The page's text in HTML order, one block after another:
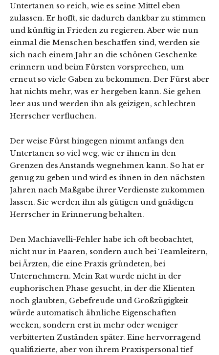
Untertanen so reich, wie es seine Mittel eben
zulassen. Er hofft, sie dadurch dankbar zu stimmen
und künftig in Frieden zu regieren. Aber wie nun
einmal die Menschen beschaffen sind, werden sie
sich nach einem Jahr an die schönen Geschenke
erinnern und beim Fürsten vorsprechen, um
erneut so viele Gaben zu bekommen. Der Fürst aber
hat nichts mehr, was er hergeben kann. Sie gehen
leer aus und werden ihn als geizigen, schlechten
Herrscher verfluchen.
Der weise Fürst hingegen nimmt anfangs den
Untertanen so viel weg, wie er ihnen in den
Grenzen des Anstands wegnehmen kann. So hat er
genug zu geben und wird es ihnen in den nächsten
Jahren nach Maßgabe ihrer Verdienste zukommen
lassen. Sie werden ihn als gütigen und gnädigen
Herrscher in Erinnerung behalten.
Den Machiavelli-Fehler habe ich oft beobachtet,
nicht nur in Paaren, sondern auch bei Teamleitern,
bei Ärzten, die eine Praxis gründeten, bei
Unternehmern. Mein Rat wurde nicht in der
euphorischen Phase gesucht, in der die Klienten
noch glaubten, Gebefreude und Großzügigkeit
würde automatisch ähnliche Eigenschaften
wecken, sondern erst in mehr oder weniger
verbitterten Zuständen später. Eine hervorragend
qualifizierte, aber von ihrem Praxispersonal tief